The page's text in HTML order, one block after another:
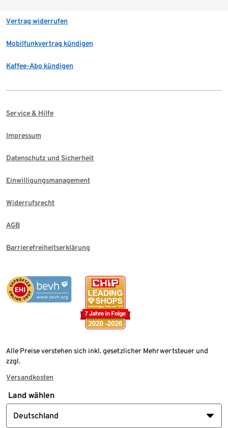
Vertrag widerrufen
Mobilfunkvertrag kündigen
Kaffee-Abo kündigen
Service & Hilfe
Impressum
Datenschutz und Sicherheit
Einwilligungsmanagement
Widerrufsrecht
AGB
Barrierefreiheitserklärung
Alle Preise verstehen sich inkl. gesetzlicher Mehrwertsteuer und
zzgl.
Versandkosten
Land wählen
Deutschland